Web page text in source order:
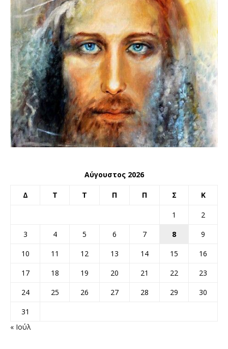
Αύγουστος 2026
Δ Τ Τ Π Π Σ Κ
1
2
3
4 5 6 7 8
9
10
11 12 13 14 15
16
17
18 19 20 21 22
23
24
25 26 27 28 29
30
31
« Ιούλ